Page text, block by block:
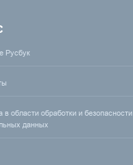
Русбук
в области обработки и безопасности
данных